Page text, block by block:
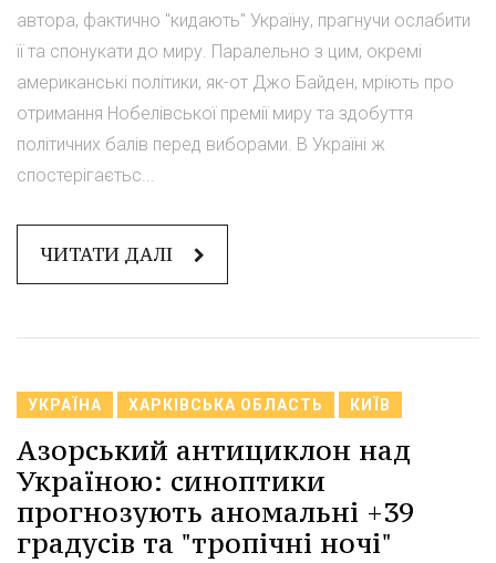
автора, фактично "кидають" Україну, прагнучи ослабити
її та спонукати до миру. Паралельно з цим, окремі
американські політики, як-от Джо Байден, мріють про
отримання Нобелівської премії миру та здобуття
політичних балів перед виборами. В Україні ж
спостерігаєтьс...
ЧИТАТИ ДАЛІ
УКРАЇНА ХАРКІВСЬКА ОБЛАСТЬ КИЇВ
Азорський антициклон над
Україною: синоптики
прогнозують аномальні +39
градусів та "тропічні ночі"